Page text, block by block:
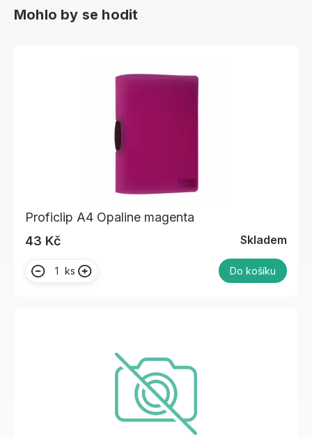
Mohlo by se hodit
Proficlip A4 Opaline magenta
43 Kč
Skladem
ks Do košíku